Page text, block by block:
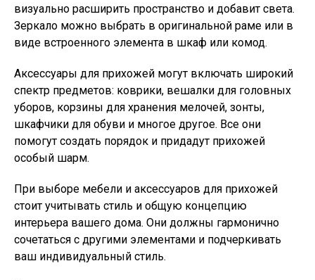
визуально расширить пространство и добавит света.
Зеркало можно выбрать в оригинальной раме или в
виде встроенного элемента в шкаф или комод.
Аксессуары для прихожей могут включать широкий
спектр предметов: коврики, вешалки для головных
уборов, корзины для хранения мелочей, зонты,
шкафчики для обуви и многое другое. Все они
помогут создать порядок и придадут прихожей
особый шарм.
При выборе мебели и аксессуаров для прихожей
стоит учитывать стиль и общую концепцию
интерьера вашего дома. Они должны гармонично
сочетаться с другими элементами и подчеркивать
ваш индивидуальный стиль.